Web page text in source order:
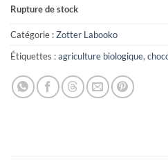
Rupture de stock
Catégorie :Zotter Labooko
Étiquettes :agriculture biologique,